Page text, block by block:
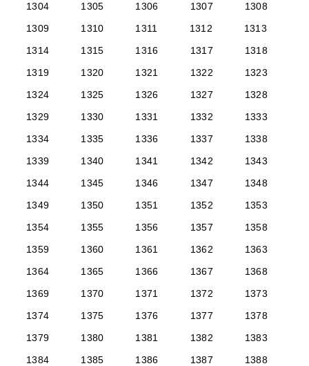
1304
1305 1306 1307
1308
1309
1310 1311 1312
1313
1314
1315 1316 1317
1318
1319
1320 1321 1322
1323
1324
1325 1326 1327
1328
1329
1330 1331 1332
1333
1334
1335 1336 1337
1338
1339
1340 1341 1342
1343
1344
1345 1346 1347
1348
1349
1350 1351 1352
1353
1354
1355 1356 1357
1358
1359
1360 1361 1362
1363
1364
1365 1366 1367
1368
1369
1370 1371 1372
1373
1374
1375 1376 1377
1378
1379
1380 1381 1382
1383
1384
1385 1386 1387
1388